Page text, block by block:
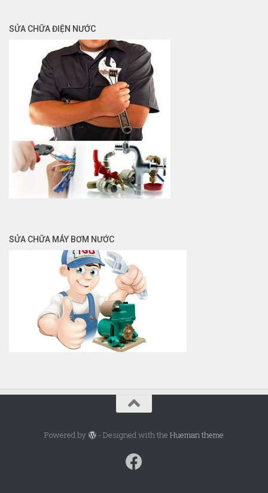
SỬA CHỮA ĐIỆN NƯỚC
SỬA CHỮA MÁY BƠM NƯỚC
Powered by - Designed with the Hueman theme